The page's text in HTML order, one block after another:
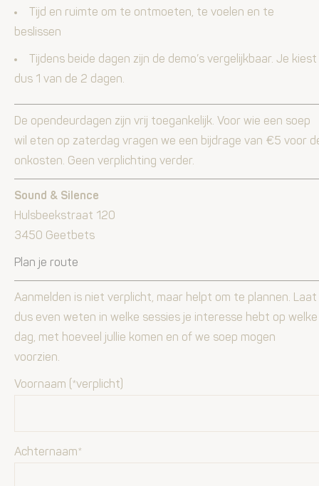
Tijd en ruimte om te ontmoeten, te voelen en te
beslissen
Tijdens beide dagen zijn de demo’s vergelijkbaar. Je kiest
dus 1 van de 2 dagen.
De opendeurdagen zijn vrij toegankelijk. Voor wie een soep
wil eten op zaterdag vragen we een bijdrage van €5 voor
onkosten. Geen verplichting verder.
Sound & Silence
Hulsbeekstraat 120
3450 Geetbets
Plan je route
Aanmelden is niet verplicht, maar helpt om te plannen. Laat
dus even weten in welke sessies je interesse hebt op welke
dag, met hoeveel jullie komen en of we soep mogen
voorzien.
Voornaam (*verplicht)
Achternaam*